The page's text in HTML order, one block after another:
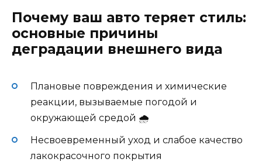
Почему ваш авто теряет стиль:
основные причины
деградации внешнего вида
Плановые повреждения и химические
реакции, вызываемые погодой и
окружающей средой 🌧️
Несвоевременный уход и слабое качество
лакокрасочного покрытия